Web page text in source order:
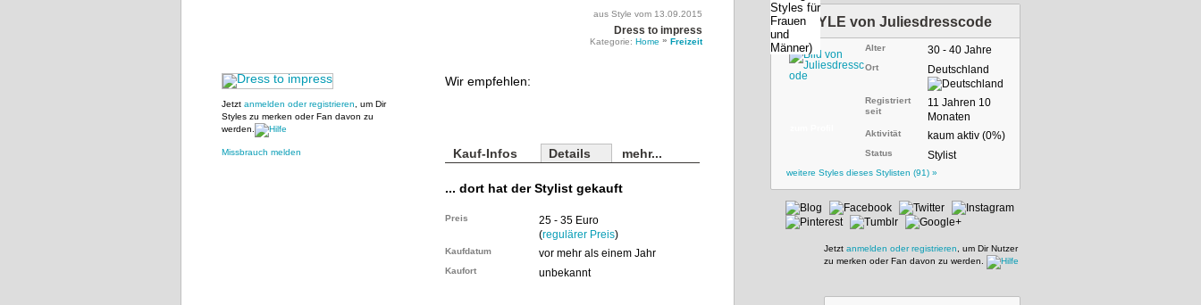
aus Style vom 13.09.2015
Dress to impress
Kategorie: Home » Freizeit
Jetzt anmelden oder registrieren , um Dir
Styles zu merken oder Fan davon zu
werden.
Missbrauch melden
Wir empfehlen:
Kauf-Infos Details mehr...
... dort hat der Stylist gekauft
Preis
25 - 35 Euro
(regulärer Preis)
Kaufdatum vor mehr als einem Jahr
Kaufort unbekannt
STYLE von Juliesdresscode
Alter 30 - 40 Jahre
Ort Deutschland
Registriert
seit
11 Jahren 10
Monaten
Aktivität kaum aktiv (0%)
Status Stylist
weitere Styles dieses Stylisten (91) »
Jetzt anmelden oder registrieren , um Dir Nutzer
zu merken oder Fan davon zu werden.